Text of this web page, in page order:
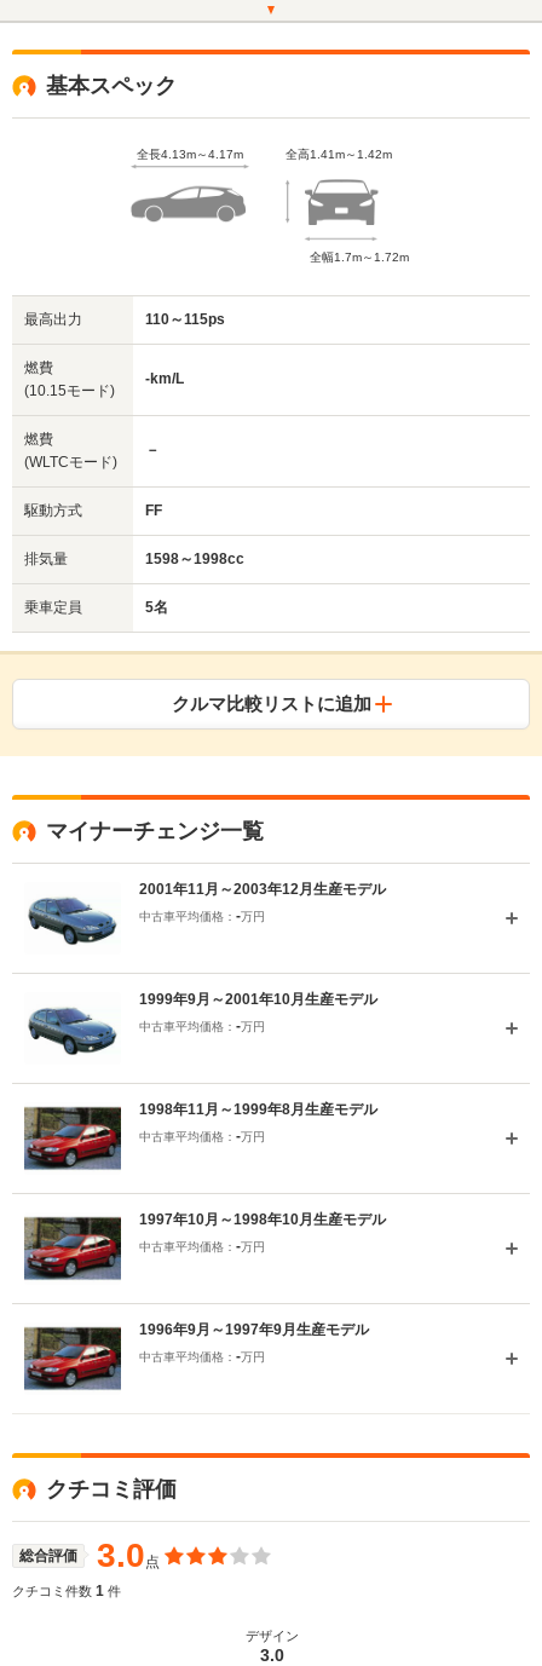
基本スペック
全長4.13m～4.17m 全高1.41m～1.42m
全幅1.7m～1.72m
最高出力 110～115ps
燃費
(10.15モード)
-km/L
燃費
(WLTCモード)
－
駆動方式 FF
排気量 1598～1998cc
乗車定員 5名
クルマ比較リストに追加
マイナーチェンジ一覧
2001年11月～2003年12月生産モデル
中古車平均価格： -万円
1999年9月～2001年10月生産モデル
中古車平均価格： -万円
1998年11月～1999年8月生産モデル
中古車平均価格： -万円
1997年10月～1998年10月生産モデル
中古車平均価格： -万円
1996年9月～1997年9月生産モデル
中古車平均価格： -万円
クチコミ評価
総合評価 3.0点
クチコミ件数 1 件
デザイン
3.0